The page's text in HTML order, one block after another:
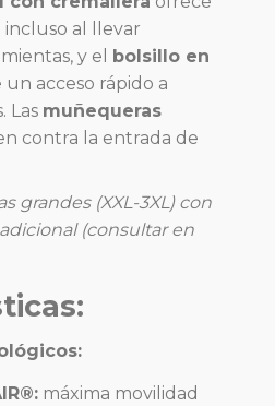
incluso al llevar
y el
bolsillo en
acceso rápido a
Las muñequeras
contra la entrada de
grandes (XXL-3XL) con
(consultar en
máxima movilidad